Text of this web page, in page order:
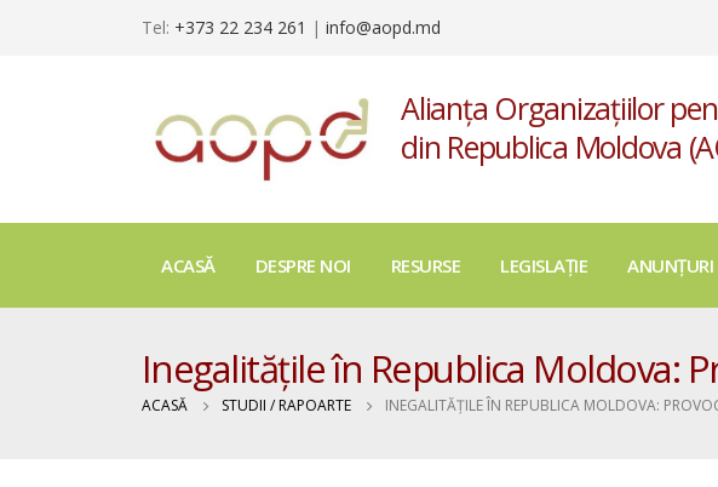
Tel: +373 22 234 261 | info@aopd.md
Alianța Organizațiilor
din Republica Moldova
ACASĂ DESPRE NOI RESURSE LEGISLAȚIE ANUNȚURI
Inegalitățile în Republica Moldova:
ACASĂ STUDII / RAPOARTE INEGALITĂȚILE ÎN REPUBLICA MOLDOVA: